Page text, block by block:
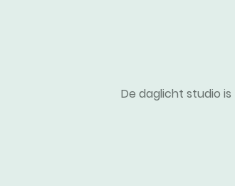
De daglicht studio